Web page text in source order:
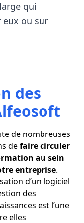
qui
ou sur
des
de nombreuses
defaire circuler
au sein
entreprise.
d’un logiciel
des
est l’une
elles